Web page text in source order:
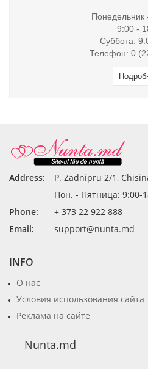
Понедельник
9:00 -
Суббота:
Телефон: 0
Address:
P. Zadnipru 2/1,
Пон. - Пятница: 9:00-
Phone:
+ 373 22 922 888
Email:
support@nunta.md
INFO
О нас
Условия использования сайта
Реклама на сайте
Nunta.md